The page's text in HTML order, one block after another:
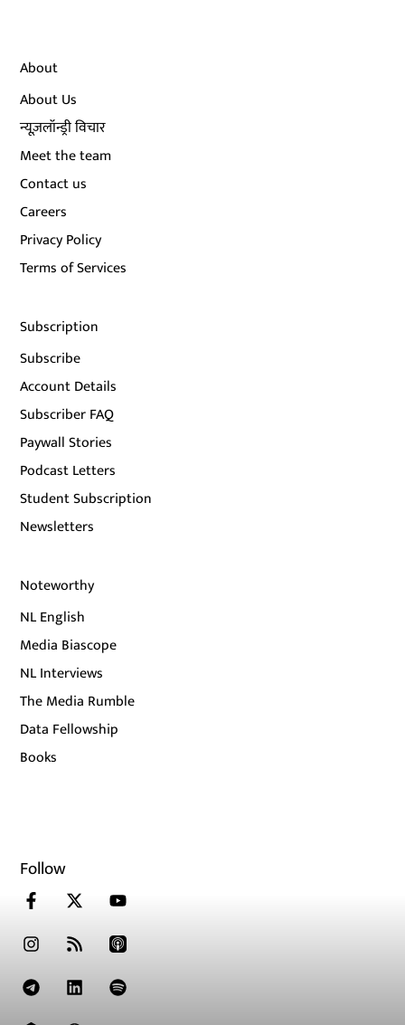
About
About Us
न्यूज़लॉन्ड्री विचार
Meet the team
Contact us
Careers
Privacy Policy
Terms of Services
Subscription
Subscribe
Account Details
Subscriber FAQ
Paywall Stories
Podcast Letters
Student Subscription
Newsletters
Noteworthy
NL English
Media Biascope
NL Interviews
The Media Rumble
Data Fellowship
Books
Follow